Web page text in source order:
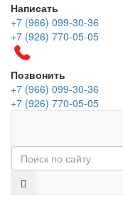
Написать
+7 (966) 099-30-36
+7 (926) 770-05-05
Позвонить
+7 (966) 099-30-36
+7 (926) 770-05-05